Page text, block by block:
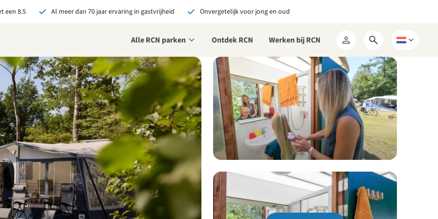
een 8.5 Al meer dan 70 jaar ervaring in gastvrijheid Onvergetelijk voor jong en oud
Alle RCN parken Ontdek RCN Werken bij RCN
Mijn
RCN
Open
zoekformulier
Kies
taal
bij RCN boekt, krijg je:
De beste prijsgarantie
Exclusieve voordelen
Persoonlijk contact
alle voordelen